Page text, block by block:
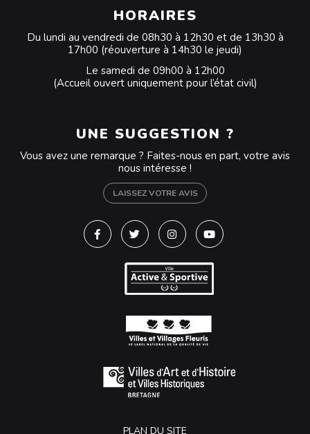
HORAIRES
Du lundi au vendredi de 08h30 à 12h30 et de 13h30 à
17h00 (réouverture à 14h30 le jeudi)
Le samedi de 09h00 à 12h00
(Accueil ouvert uniquement pour l’état civil)
UNE SUGGESTION ?
Vous avez une remarque ? Faites-nous en part, votre avis
nous intéresse !
LAISSEZ VOTRE AVIS
Lien vers le compte Facebook
Lien vers le compte Twitter
Lien vers le compte
Lien vers la chaîne
PLAN DU SITE